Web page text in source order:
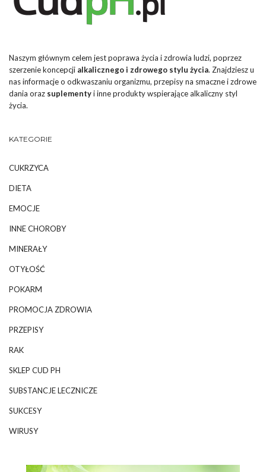
Naszym głównym celem jest poprawa życia i zdrowia ludzi, poprzez
szerzenie koncepcji alkalicznego i zdrowego stylu życia. Znajdziesz u
nas informacje o odkwaszaniu organizmu, przepisy na smaczne i zdrowe
dania oraz suplementyi inne produkty wspierające alkaliczny styl
życia.
KATEGORIE
CUKRZYCA
DIETA
EMOCJE
INNE CHOROBY
MINERAŁY
OTYŁOŚĆ
POKARM
PROMOCJA ZDROWIA
PRZEPISY
RAK
SKLEP CUD PH
SUBSTANCJE LECZNICZE
SUKCESY
WIRUSY